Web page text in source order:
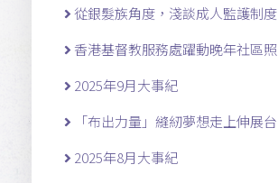
從銀髮族角度，淺談成人監護制度
香港基督教服務處躍動晚年社區
2025年9月大事紀
「布出力量」縫紉夢想走上伸展台
2025年8月大事紀